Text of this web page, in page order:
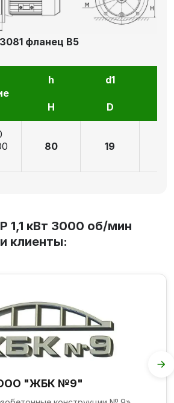
3081 фланец В5
h d1
H D
80 19
1,1 кВт 3000 об/мин
клиенты:
"ЖБК №9"